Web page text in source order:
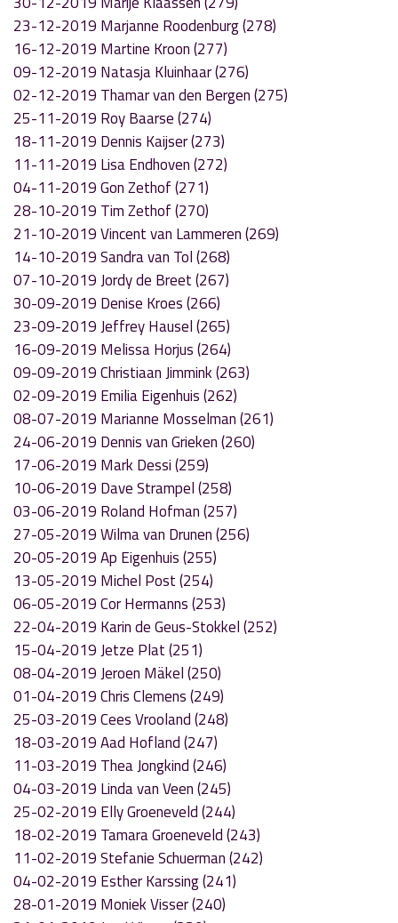
23-12-2019 Marjanne Roodenburg (278)
16-12-2019 Martine Kroon (277)
09-12-2019 Natasja Kluinhaar (276)
02-12-2019 Thamar van den Bergen (275)
25-11-2019 Roy Baarse (274)
18-11-2019 Dennis Kaijser (273)
11-11-2019 Lisa Endhoven (272)
04-11-2019 Gon Zethof (271)
28-10-2019 Tim Zethof (270)
21-10-2019 Vincent van Lammeren (269)
14-10-2019 Sandra van Tol (268)
07-10-2019 Jordy de Breet (267)
30-09-2019 Denise Kroes (266)
23-09-2019 Jeffrey Hausel (265)
16-09-2019 Melissa Horjus (264)
09-09-2019 Christiaan Jimmink (263)
02-09-2019 Emilia Eigenhuis (262)
08-07-2019 Marianne Mosselman (261)
24-06-2019 Dennis van Grieken (260)
17-06-2019 Mark Dessi (259)
10-06-2019 Dave Strampel (258)
03-06-2019 Roland Hofman (257)
27-05-2019 Wilma van Drunen (256)
20-05-2019 Ap Eigenhuis (255)
13-05-2019 Michel Post (254)
06-05-2019 Cor Hermanns (253)
22-04-2019 Karin de Geus-Stokkel (252)
15-04-2019 Jetze Plat (251)
08-04-2019 Jeroen Mäkel (250)
01-04-2019 Chris Clemens (249)
25-03-2019 Cees Vrooland (248)
18-03-2019 Aad Hofland (247)
11-03-2019 Thea Jongkind (246)
04-03-2019 Linda van Veen (245)
25-02-2019 Elly Groeneveld (244)
18-02-2019 Tamara Groeneveld (243)
11-02-2019 Stefanie Schuerman (242)
04-02-2019 Esther Karssing (241)
28-01-2019 Moniek Visser (240)